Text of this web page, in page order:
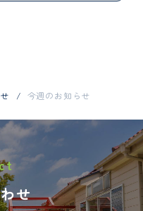
話で
1404
今週のお知らせ
せ